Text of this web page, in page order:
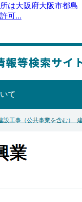
は大阪府大阪市都島
可...